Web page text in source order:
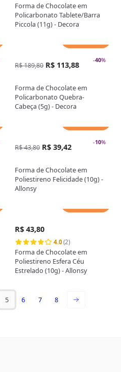
Forma de Chocolate em
Policarbonato Tablete/Barra
Piccola (11g) - Decora
-40%
R$ 189,80 R$ 113,88
Forma de Chocolate em
Policarbonato Quebra-
Cabeça (5g) - Decora
-10%
R$ 43,80 R$ 39,42
Forma de Chocolate em
Poliestireno Felicidade (10g) -
Allonsy
R$ 43,80
4.0(2)
Forma de Chocolate em
Poliestireno Esfera Céu
Estrelado (10g) - Allonsy
5 6 7 8